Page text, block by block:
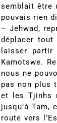
semblait être
pouvais rien
– Jehwad,
déplacer tout
laisser
Kamotswe.
nous ne
pas non plus
et les Tjinhs
jusqu’à
route vers